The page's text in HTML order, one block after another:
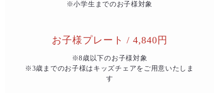
※小学生までのお子様対象
お子様プレート / 4,840円
※8歳以下のお子様対象
※3歳までのお子様はキッズチェアをご用意いたしま
す